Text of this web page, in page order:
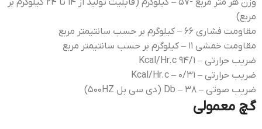
وزن هر متر مربع -۵۷ – کیلوگرم (قابلیت تولید از ۱۴ تا ۲۴ کیلوگرم بر
مربع)
مقاومت فشاری ۶۶ – کیلوگرم بر حسب سانتیمتر مربع
مقاومت خمشی ۱۱ – کیلوگرم بر حسب سانتیمتر مربع
ضریب حرارتی – ۹۴/۱ Kcal/Hr.c
ضریب حرارتی – ۰/۳۱ – Kcal/Hr.c
ضریب صوتی – ۳۸ – Db (دی سی بل ۵۰۰HZ)
گچ معمولی